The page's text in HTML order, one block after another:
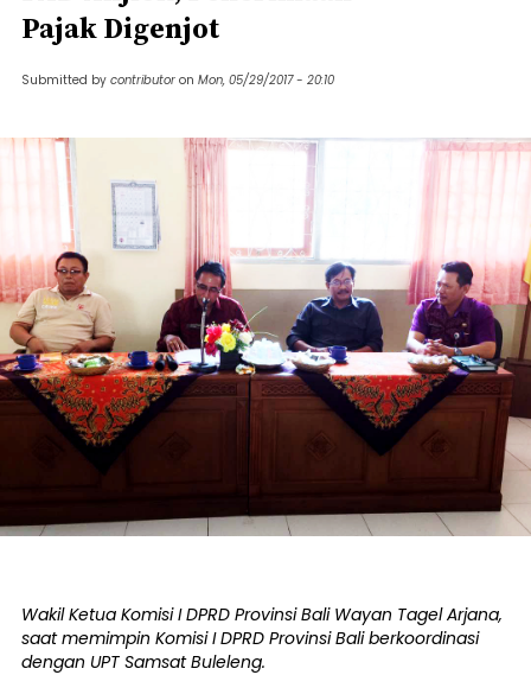
Pajak Digenjot
Submitted by contributor on Mon, 05/29/2017 - 20:10
Wakil Ketua Komisi I DPRD Provinsi Bali Wayan Tagel Arjana,
saat memimpin Komisi I DPRD Provinsi Bali berkoordinasi
dengan UPT Samsat Buleleng.